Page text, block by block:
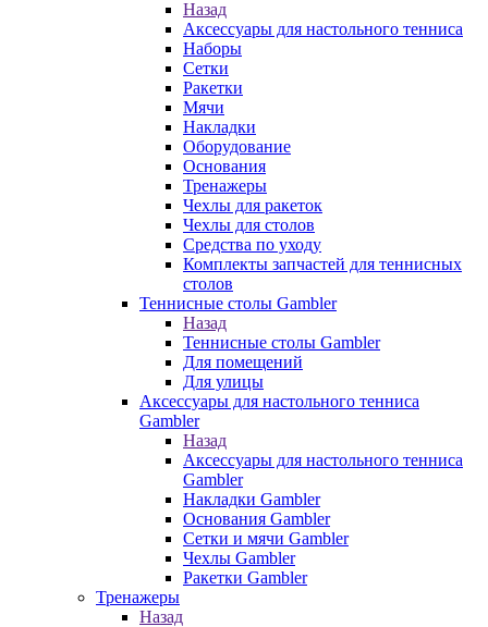
Назад
Аксессуары для настольного тенниса
Наборы
Сетки
Ракетки
Мячи
Накладки
Оборудование
Основания
Тренажеры
Чехлы для ракеток
Чехлы для столов
Средства по уходу
Комплекты запчастей для теннисных
столов
Теннисные столы Gambler
Назад
Теннисные столы Gambler
Для помещений
Для улицы
Аксессуары для настольного тенниса
Gambler
Назад
Аксессуары для настольного тенниса
Gambler
Накладки Gambler
Основания Gambler
Сетки и мячи Gambler
Чехлы Gambler
Ракетки Gambler
Тренажеры
Назад